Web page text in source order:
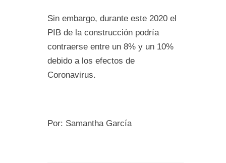
Sin embargo, durante este 2020 el
PIB de la construcción podría
contraerse entre un 8% y un 10%
debido a los efectos de
Coronavirus.
Por: Samantha García